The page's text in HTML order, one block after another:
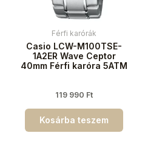
Férfi karórák
Casio LCW-M100TSE-
1A2ER Wave Ceptor
40mm Férfi karóra 5ATM
119 990 Ft
Kosárba teszem